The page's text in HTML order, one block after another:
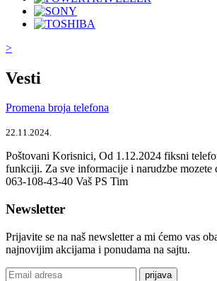
>
Vesti
Promena broja telefona
22.11.2024.
Poštovani Korisnici, Od 1.12.2024 fiksni
funkciji. Za sve informacije i narudzbe mozete
063-108-43-40 Vaš PS Tim
Newsletter
Prijavite se na naš newsletter a mi ćemo vas
najnovijim akcijama i ponudama na sajtu.
prijava